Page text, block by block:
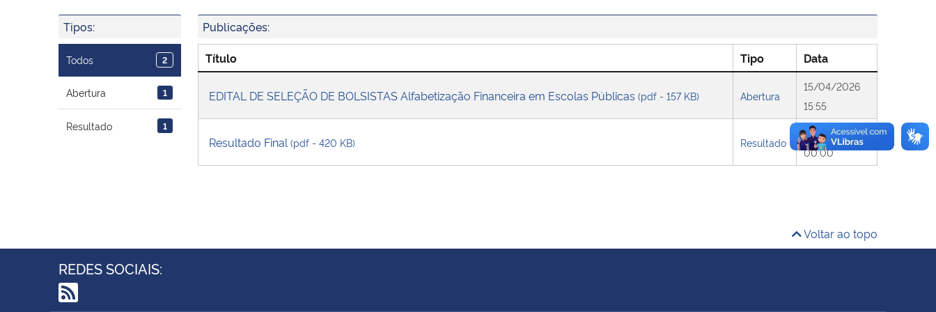
Tipos:
Todos 2
Abertura 1
Resultado 1
Publicações:
Título Tipo Data
EDITAL DE SELEÇÃO DE BOLSISTAS Alfabetização Financeira em Escolas Públicas (pdf - 157 KB) Abertura
15/04/2026
15:55
Resultado Final (pdf - 420 KB) Resultado
28/04/2026
00:00
Voltar ao topo
REDES SOCIAIS: